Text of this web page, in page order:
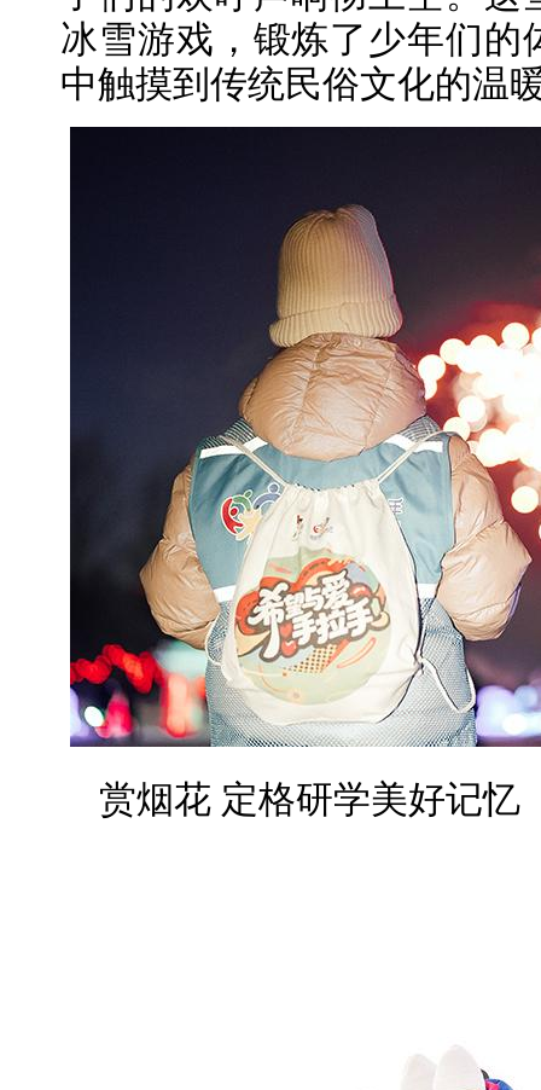
冰雪游戏，锻炼了少年们
中触摸到传统民俗文化的温
赏烟花 定格研学美好记忆